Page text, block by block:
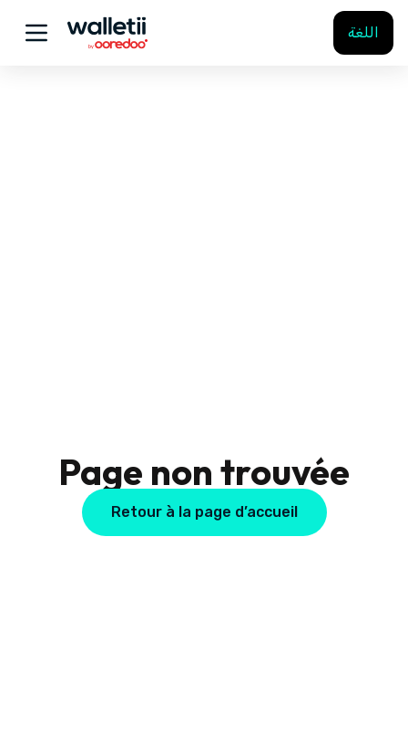
اللغة
Page non trouvée
Retour à la page d’accueil